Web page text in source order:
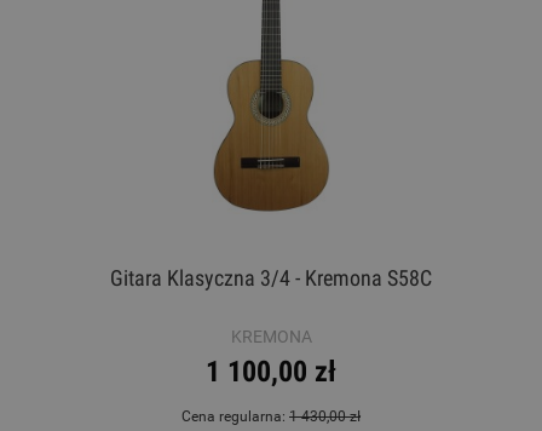
Gitara Klasyczna 3/4 - Kremona S58C
KREMONA
1 100,00 zł
Cena regularna: 1 430,00 zł